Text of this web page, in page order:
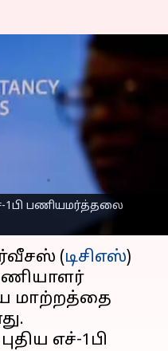
1பி பணியமர்த்தலை
உள்ளூர்
எச்-1பி
03:53 pm
(டிசிஎஸ்)
மாற்றத்தை
எச்-1பி